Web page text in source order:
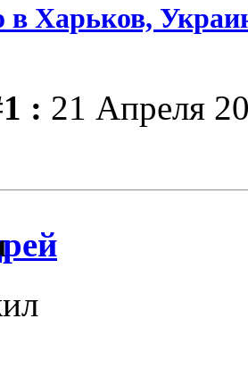
Харьков,
: 21 Апреля